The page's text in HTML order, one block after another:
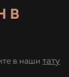
В
в наши тату